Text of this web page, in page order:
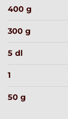
400 g
300 g
5 dl
1
50 g